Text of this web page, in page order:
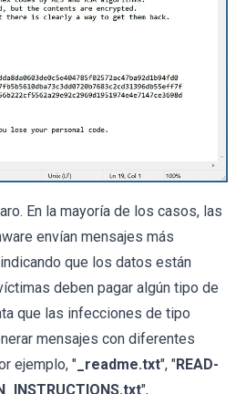
En la mayoría de los casos, las
envían mensajes más
que los datos están
deben pagar algún tipo de
que las infecciones de tipo
mensajes con diferentes
ejemplo, " _readme.txt", "READ-
",